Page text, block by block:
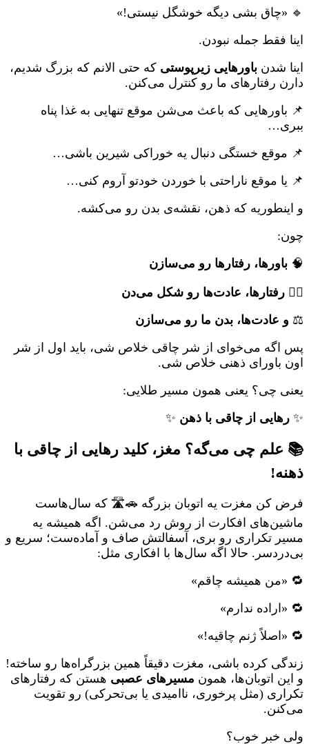
🔹 «چاق بشی دیگه خوشگل نیستی!»
اینا فقط جمله نبودن.
اینا شدن باورهایی زیرپوستی که حتی الانم که بزرگ شدیم،
دارن رفتارهای ما رو کنترل می‌کنن.
📌 باورهایی که باعث می‌شن موقع تنهایی به غذا پناه
ببری…
📌 موقع خستگی دنبال یه خوراکی شیرین باشی…
📌 یا موقع ناراحتی با خوردن خودتو آروم کنی…
و اینطوریه که ذهن، نقشه‌ی بدن رو می‌کشه.
چون:
🧠 باورها، رفتارها رو می‌سازن
🏃‍♂️ رفتارها، عادت‌ها رو شکل می‌دن
⚖️ و عادت‌ها، بدن ما رو می‌سازن
پس اگه می‌خوای از شر چاقی خلاص شی، باید اول از شر
اون باورای ذهنی خلاص شی.
یعنی چی؟ یعنی همون مسیر طلایی:
✨ رهایی از چاقی با ذهن ✨
📚 علم چی می‌گه؟ مغز، کلید رهایی از چاقی با
ذهنه!
فرض کن مغزت یه اتوبان بزرگه 🚗🛣️ که سال‌هاست
ماشین‌های افکارت از روش رد می‌شن. اگه همیشه یه
مسیر تکراری رو بری، آسفالتش صاف و آماده‌ست؛ سریع و
بی‌دردسر. حالا اگه سال‌ها با افکاری مثل:
🔁 «من همیشه چاقم»
🔁 «اراده ندارم»
🔁 «اصلاً ژنم چاقیه!»
زندگی کرده باشی، مغزت دقیقاً همین بزرگراه‌ها رو ساخته!
و این اتوبان‌ها، همون مسیرهای عصبی هستن که رفتارهای
تکراری (مثل پرخوری، ناامیدی یا بی‌تحرکی) رو تقویت
می‌کنن.
ولی خبر خوب؟